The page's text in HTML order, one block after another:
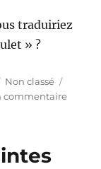
traduiriez
» ?
Catégories
Non classé
commentairesur